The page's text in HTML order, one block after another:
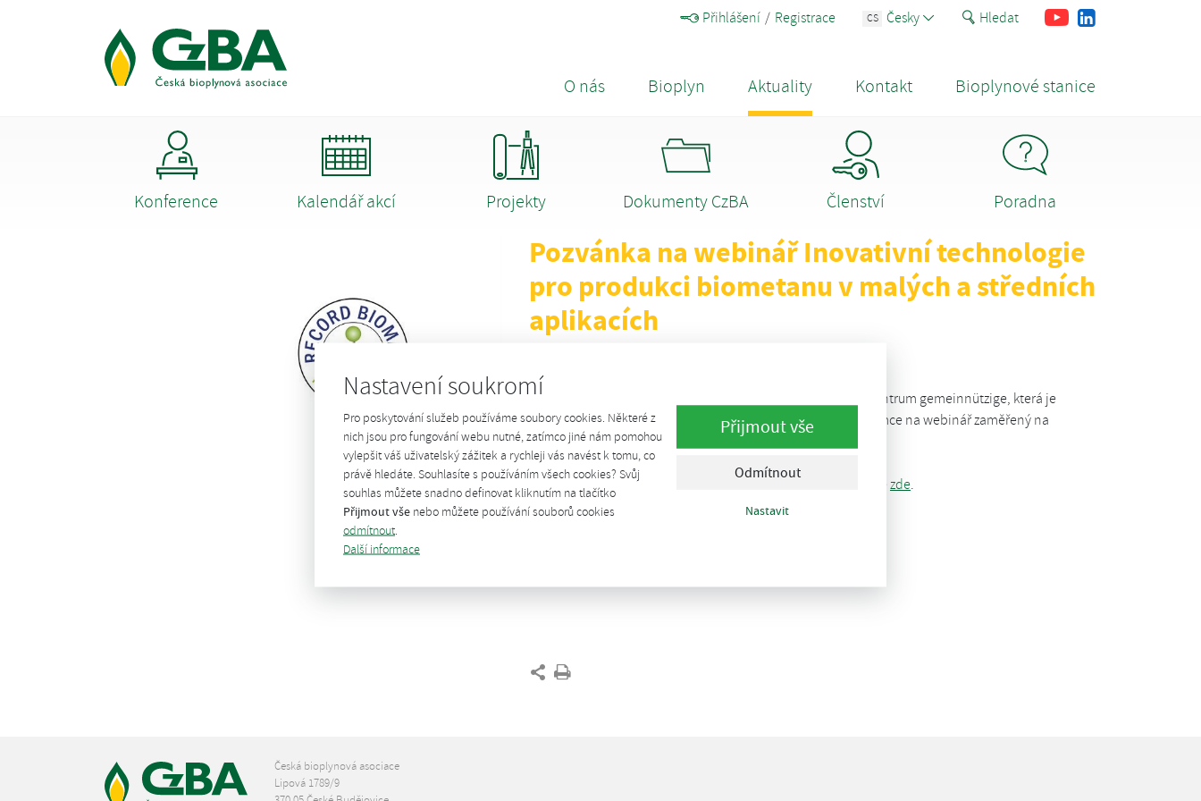
Nastavení soukromí
Pro poskytování služeb používáme soubory cookies. Některé z
nich jsou pro fungování webu nutné, zatímco jiné nám pomohou
vylepšit váš uživatelský zážitek a rychleji vás navést k tomu, co
právě hledáte. Souhlasíte s používáním všech cookies? Svůj
souhlas můžete snadno definovat kliknutím na tlačítko
Přijmout vše nebo můžete používání souborů cookies
odmítnout
Další informace
Přijmout vše
Odmítnout
Nastavit
Přihlášení Registrace CS Česky Hledat FacebookYoutube
O nás Bioplyn Aktuality Kontakt Bioplynové stanice
Konference Kalendář akcí Projekty Dokumenty CzBA Členství Poradna
Pozvánka na webinář Inovativní technologie
pro produkci biometanu v malých a středních
aplikacích
Německá společnost DBFZ Deutsches Biomasseforschungszentrum gemeinnützige, která je
partnerem mezinárodního projektu Record Biomap zve zájemce na webinář zaměřený na
technologická řešení pro aplikace biometanu.
Webinář se uskuteční dne 21. února 2018 a přihlásit se můžetezde.
Pozvánka v pdf
Česká bioplynová asociace
Lipová 1789/9